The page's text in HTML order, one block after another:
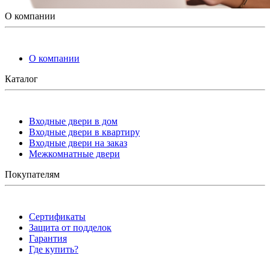
О компании
О компании
Каталог
Входные двери в дом
Входные двери в квартиру
Входные двери на заказ
Межкомнатные двери
Покупателям
Сертификаты
Защита от подделок
Гарантия
Где купить?